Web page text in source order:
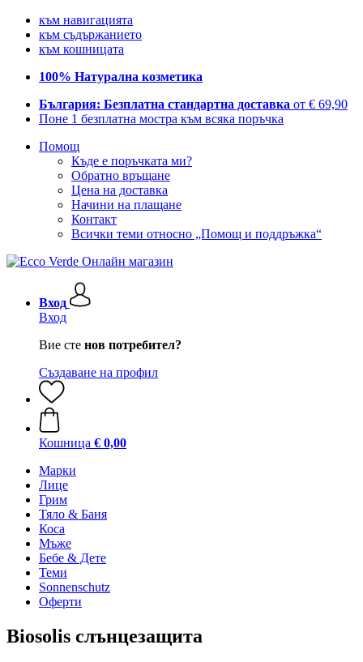
към навигацията
към съдържанието
към кошницата
100% Натурална козметика
България: Безплатна стандартна доставка от € 69,90
Поне 1 безплатна мостра към всяка поръчка
Помощ
Къде е поръчката ми?
Обратно връщане
Цена на доставка
Начини на плащане
Контакт
Всички теми относно „Помощ и поддръжка“
Вход
Вход
Вие сте нов потребител?
Създаване на профил
Кошница € 0,00
Марки
Лице
Грим
Тяло & Баня
Коса
Мъже
Бебе & Дете
Теми
Sonnenschutz
Оферти
Biosolis слънцезащита